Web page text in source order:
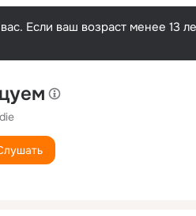
Если ваш возраст менее 13